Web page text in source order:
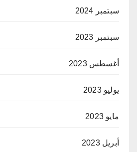
سبتمبر 2024
سبتمبر 2023
أغسطس 2023
يوليو 2023
مايو 2023
أبريل 2023